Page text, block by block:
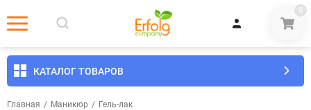
0
КАТАЛОГ ТОВАРОВ
Главная / Маникюр / Гель-лак